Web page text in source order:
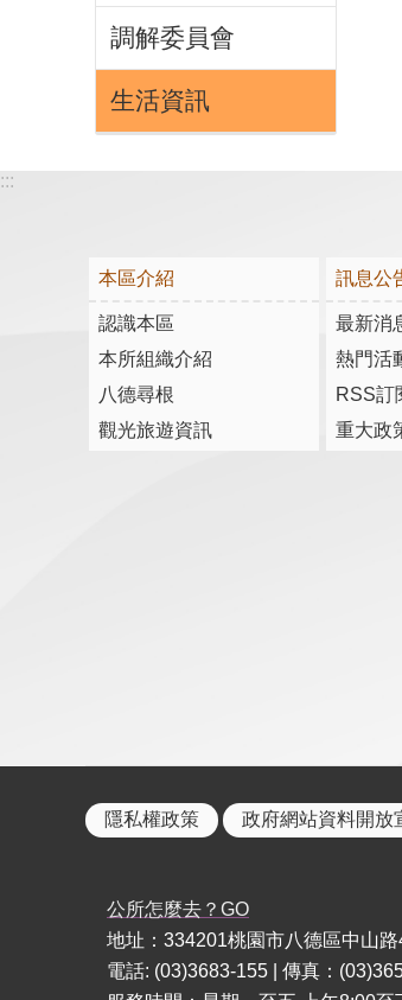
調解委員會
生活資訊
:::
本區介紹
認識本區
本所組織介紹
八德尋根
觀光旅遊資訊
訊息公
最新消
熱門活
RSS訂
重大政
隱私權政策 政府網站資料開放
公所怎麼去？GO
地址：334201桃園市八德區中山路
電話: (03)3683-155 | 傳真：